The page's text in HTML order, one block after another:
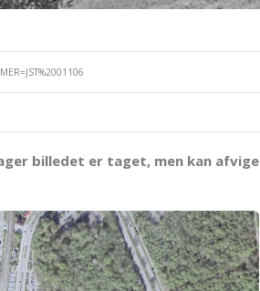
billedet er taget, men kan afvige